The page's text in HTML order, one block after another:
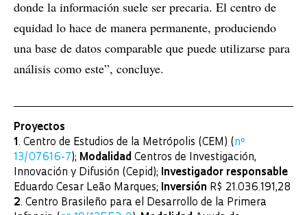
donde la información suele ser precaria. El centro de
equidad lo hace de manera permanente, produciendo
una base de datos comparable que puede utilizarse para
análisis como este”, concluye.
Proyectos
1. Centro de Estudios de la Metrópolis (CEM) ( nº
13/07616-7 ); Modalidad Centros de Investigación,
Innovación y Difusión (Cepid); Investigador responsable
Eduardo Cesar Leão Marques; Inversión R$ 21.036.191,28
2. Centro Brasileño para el Desarrollo de la Primera